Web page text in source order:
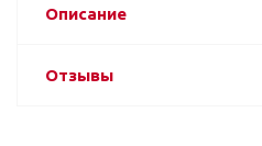
Описание
Отзывы